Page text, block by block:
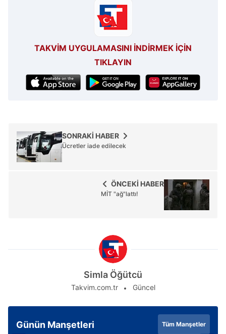
TAKVİM UYGULAMASINI İNDİRMEK İÇİN
TIKLAYIN
SONRAKİ HABER
Ücretler iade edilecek
ÖNCEKİ HABER
MİT "ağ"lattı!
Simla Öğütcü
Takvim.com.tr Güncel
Günün Manşetleri Tüm Manşetler